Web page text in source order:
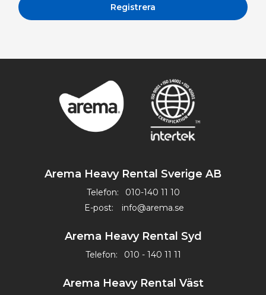
Arema Heavy Rental Sverige AB
Telefon:
010-140 11 10
E-post:
info@arema.se
Arema Heavy Rental Syd
Telefon: 010 - 140 11 11
Arema Heavy Rental Väst